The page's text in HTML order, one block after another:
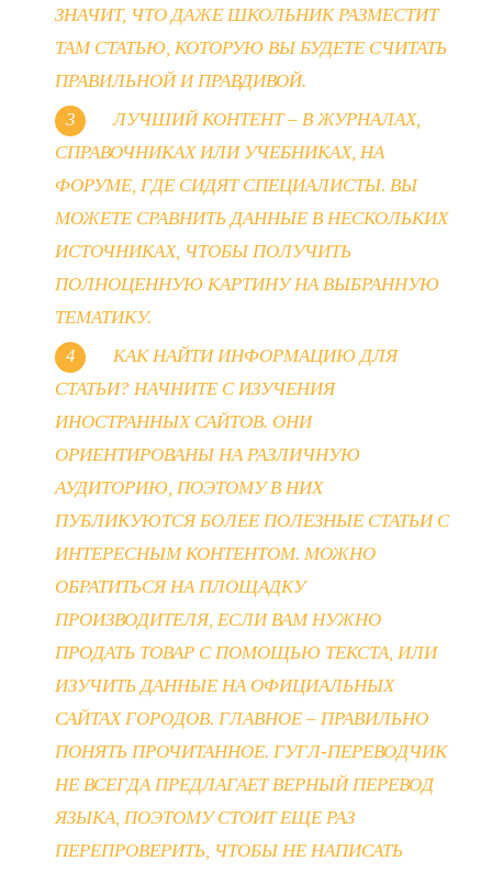
ЗНАЧИТ, ЧТО ДАЖЕ ШКОЛЬНИК РАЗМЕСТИТ
ТАМ СТАТЬЮ, КОТОРУЮ ВЫ БУДЕТЕ СЧИТАТЬ
ПРАВИЛЬНОЙ И ПРАВДИВОЙ.
ЛУЧШИЙ КОНТЕНТ – В ЖУРНАЛАХ,
СПРАВОЧНИКАХ ИЛИ УЧЕБНИКАХ, НА
ФОРУМЕ, ГДЕ СИДЯТ СПЕЦИАЛИСТЫ. ВЫ
МОЖЕТЕ СРАВНИТЬ ДАННЫЕ В НЕСКОЛЬКИХ
ИСТОЧНИКАХ, ЧТОБЫ ПОЛУЧИТЬ
ПОЛНОЦЕННУЮ КАРТИНУ НА ВЫБРАННУЮ
ТЕМАТИКУ.
КАК НАЙТИ ИНФОРМАЦИЮ ДЛЯ
СТАТЬИ? НАЧНИТЕ С ИЗУЧЕНИЯ
ИНОСТРАННЫХ САЙТОВ. ОНИ
ОРИЕНТИРОВАНЫ НА РАЗЛИЧНУЮ
АУДИТОРИЮ, ПОЭТОМУ В НИХ
ПУБЛИКУЮТСЯ БОЛЕЕ ПОЛЕЗНЫЕ СТАТЬИ С
ИНТЕРЕСНЫМ КОНТЕНТОМ. МОЖНО
ОБРАТИТЬСЯ НА ПЛОЩАДКУ
ПРОИЗВОДИТЕЛЯ, ЕСЛИ ВАМ НУЖНО
ПРОДАТЬ ТОВАР С ПОМОЩЬЮ ТЕКСТА, ИЛИ
ИЗУЧИТЬ ДАННЫЕ НА ОФИЦИАЛЬНЫХ
САЙТАХ ГОРОДОВ. ГЛАВНОЕ – ПРАВИЛЬНО
ПОНЯТЬ ПРОЧИТАННОЕ. ГУГЛ-ПЕРЕВОДЧИК
НЕ ВСЕГДА ПРЕДЛАГАЕТ ВЕРНЫЙ ПЕРЕВОД
ЯЗЫКА, ПОЭТОМУ СТОИТ ЕЩЕ РАЗ
ПЕРЕПРОВЕРИТЬ, ЧТОБЫ НЕ НАПИСАТЬ